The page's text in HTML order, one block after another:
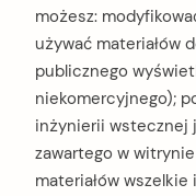
możesz:
używać materiałów
publicznego
niekomercyjnego);
inżynierii wstecznej
zawartego w
materiałów